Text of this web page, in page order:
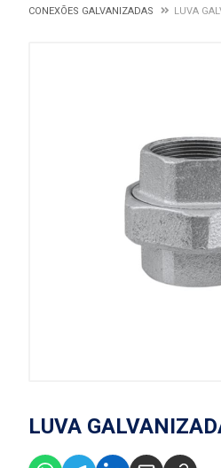
CONEXÕES GALVANIZADAS
LUVA
LUVA